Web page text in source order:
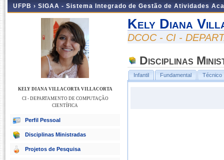
UFPB › SIGAA - Sistema Integrado de Gestão de Atividades
KELY DIANA VILLACORTA VILLACORTA
CI - DEPARTAMENTO DE COMPUTAÇÃO
CIENTÍFICA
Perfil Pessoal
Disciplinas Ministradas
Projetos de Pesquisa
Kely Diana
DCOC - CI -
Disciplinas
Infantil Fundamental Técnico